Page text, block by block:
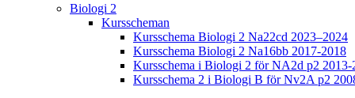
Biologi 2
Kursscheman
Kursschema Biologi 2 Na22cd 2023–2024
Kursschema Biologi 2 Na16bb 2017-2018
Kursschema i Biologi 2 för NA2d p2 2013-
Kursschema 2 i Biologi B för Nv2A p2